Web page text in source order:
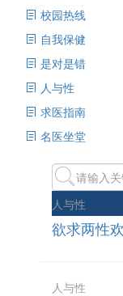
校园热线
自我保健
是对是错
人与性
求医指南
名医坐堂
人与性
欲求两性
人与性